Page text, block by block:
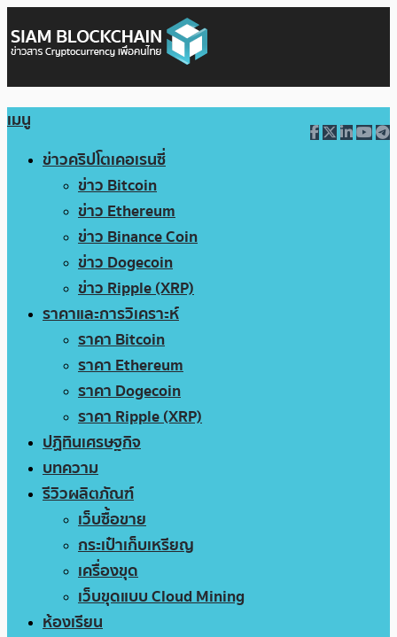
เมนู
ข่าวคริปโตเคอเรนซี่
ข่าว Bitcoin
ข่าว Ethereum
ข่าว Binance Coin
ข่าว Dogecoin
ข่าว Ripple (XRP)
ราคาและการวิเคราะห์
ราคา Bitcoin
ราคา Ethereum
ราคา Dogecoin
ราคา Ripple (XRP)
ปฏิทินเศรษฐกิจ
บทความ
รีวิวผลิตภัณฑ์
เว็บซื้อขาย
กระเป๋าเก็บเหรียญ
เครื่องขุด
เว็บขุดแบบ Cloud Mining
ห้องเรียน